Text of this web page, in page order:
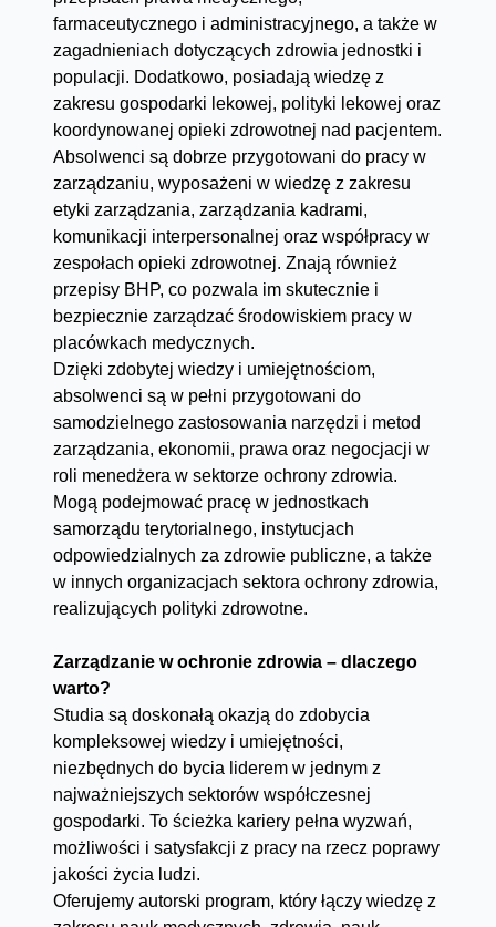
farmaceutycznego i administracyjnego, a także w
zagadnieniach dotyczących zdrowia jednostki i
populacji. Dodatkowo, posiadają wiedzę z
zakresu gospodarki lekowej, polityki lekowej oraz
koordynowanej opieki zdrowotnej nad pacjentem.
Absolwenci są dobrze przygotowani do pracy w
zarządzaniu, wyposażeni w wiedzę z zakresu
etyki zarządzania, zarządzania kadrami,
komunikacji interpersonalnej oraz współpracy w
zespołach opieki zdrowotnej. Znają również
przepisy BHP, co pozwala im skutecznie i
bezpiecznie zarządzać środowiskiem pracy w
placówkach medycznych.
Dzięki zdobytej wiedzy i umiejętnościom,
absolwenci są w pełni przygotowani do
samodzielnego zastosowania narzędzi i metod
zarządzania, ekonomii, prawa oraz negocjacji w
roli menedżera w sektorze ochrony zdrowia.
Mogą podejmować pracę w jednostkach
samorządu terytorialnego, instytucjach
odpowiedzialnych za zdrowie publiczne, a także
w innych organizacjach sektora ochrony zdrowia,
realizujących polityki zdrowotne.
Zarządzanie w ochronie zdrowia – dlaczego
warto?
Studia są doskonałą okazją do zdobycia
kompleksowej wiedzy i umiejętności,
niezbędnych do bycia liderem w jednym z
najważniejszych sektorów współczesnej
gospodarki. To ścieżka kariery pełna wyzwań,
możliwości i satysfakcji z pracy na rzecz poprawy
jakości życia ludzi.
Oferujemy autorski program, który łączy wiedzę z